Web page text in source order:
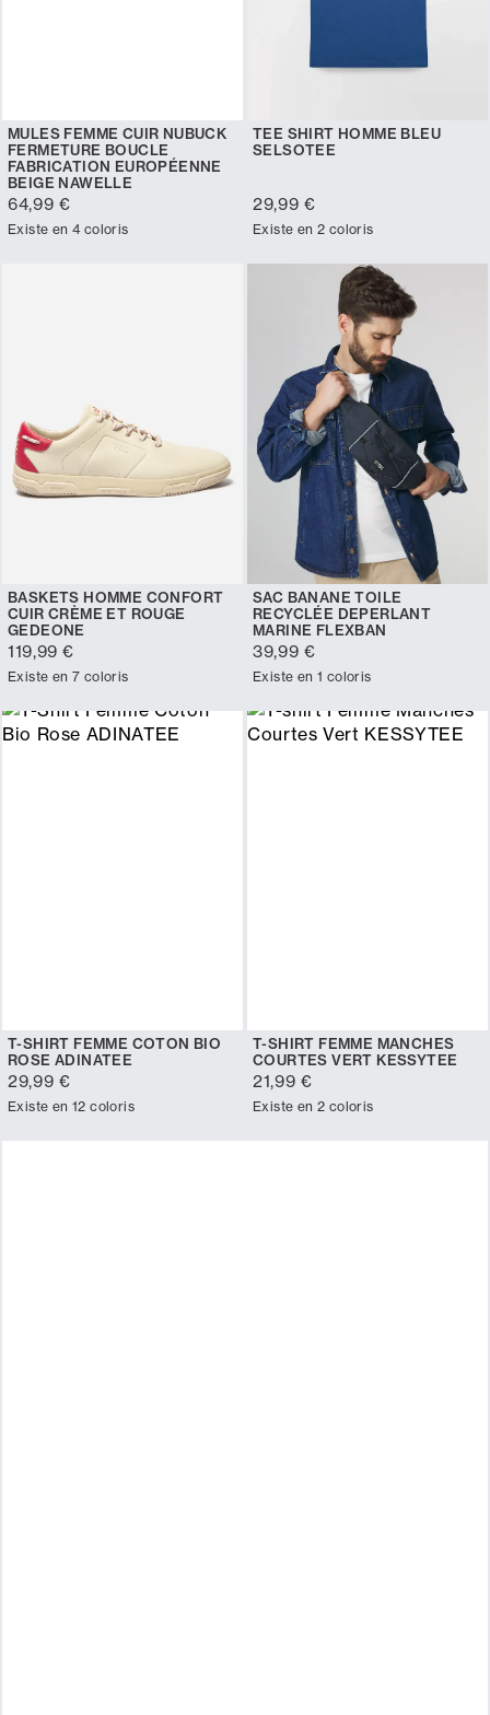
MULES FEMME CUIR NUBUCK
FERMETURE BOUCLE
FABRICATION EUROPÉENNE
BEIGE NAWELLE
64,99 €
Existe en 4 coloris
TEE SHIRT HOMME BLEU
SELSOTEE
29,99 €
Existe en 2 coloris
BASKETS HOMME CONFORT
CUIR CRÈME ET ROUGE
GEDEONE
119,99 €
Existe en 7 coloris
SAC BANANE TOILE
RECYCLÉE DEPERLANT
MARINE FLEXBAN
39,99 €
Existe en 1 coloris
T-SHIRT FEMME COTON BIO
ROSE ADINATEE
29,99 €
Existe en 12 coloris
T-SHIRT FEMME MANCHES
COURTES VERT KESSYTEE
21,99 €
Existe en 2 coloris